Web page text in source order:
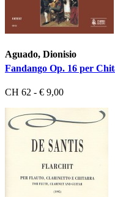
Aguado, Dionisio
Fandango Op. 16 per
CH 62 - € 9,00